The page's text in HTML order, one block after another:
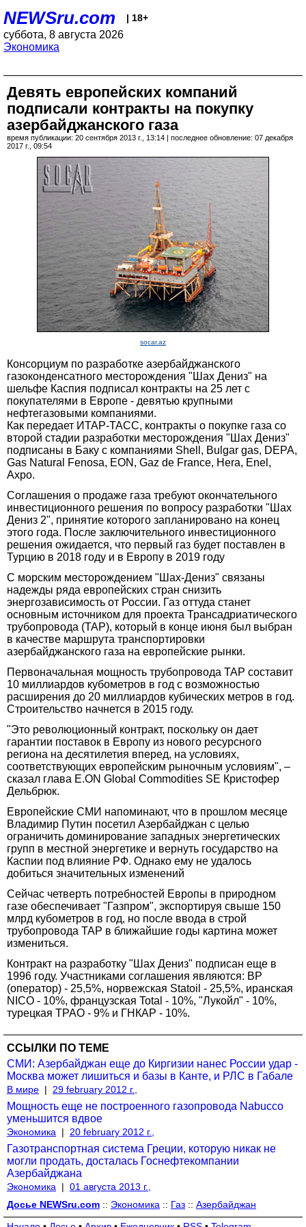
NEWSru.com | 18+
суббота, 8 августа 2026
Экономика
Девять европейских компаний
подписали контракты на покупку
азербайджанского газа
время публикации: 20 сентября 2013 г., 13:14 | последнее обновление: 07 декабря
2017 г., 09:54
socar.az
Консорциум по разработке азербайджанского
газоконденсатного месторождения "Шах Дениз" на
шельфе Каспия подписал контракты на 25 лет с
покупателями в Европе - девятью крупными
нефтегазовыми компаниями.
Как передает ИТАР-ТАСС, контракты о покупке газа со
второй стадии разработки месторождения "Шах Дениз"
подписаны в Баку с компаниями Shell, Bulgar gas, DEPA,
Gas Natural Fenosa, EON, Gaz de France, Hera, Enel,
Axpo.
Соглашения о продаже газа требуют окончательного
инвестиционного решения по вопросу разработки "Шах
Дениз 2", принятие которого запланировано на конец
этого года. После заключительного инвестиционного
решения ожидается, что первый газ будет поставлен в
Турцию в 2018 году и в Европу в 2019 году
С морским месторождением "Шах-Дениз" связаны
надежды ряда европейских стран снизить
энергозависимость от России. Газ оттуда станет
основным источником для проекта Трансадриатического
трубопровода (ТАР), который в конце июня был выбран
в качестве маршрута транспортировки
азербайджанского газа на европейские рынки.
Первоначальная мощность трубопровода TAP составит
10 миллиардов кубометров в год с возможностью
расширения до 20 миллиардов кубических метров в год.
Строительство начнется в 2015 году.
"Это революционный контракт, поскольку он дает
гарантии поставок в Европу из нового ресурсного
региона на десятилетия вперед, на условиях,
соответствующих европейским рыночным условиям", –
сказал глава E.ON Global Commodities SE Кристофер
Дельбрюк.
Европейские СМИ напоминают, что в прошлом месяце
Владимир Путин посетил Азербайджан с целью
ограничить доминирование западных энергетических
групп в местной энергетике и вернуть государство на
Каспии под влияние РФ. Однако ему не удалось
добиться значительных изменений
Сейчас четверть потребностей Европы в природном
газе обеспечивает "Газпром", экспортируя свыше 150
млрд кубометров в год, но после ввода в строй
трубопровода ТАР в ближайшие годы картина может
измениться.
Контракт на разработку "Шах Дениз" подписан еще в
1996 году. Участниками соглашения являются: BP
(оператор) - 25,5%, норвежская Statoil - 25,5%, иранская
NICO - 10%, французская Total - 10%, "Лукойл" - 10%,
турецкая TPAO - 9% и ГНКАР - 10%.
ССЫЛКИ ПО ТЕМЕ
СМИ: Азербайджан еще до Киргизии нанес России удар -
Москва может лишиться и базы в Канте, и РЛС в Габале
В мире | 29 february 2012 г.,
Мощность еще не построенного газопровода Nabucco
уменьшится вдвое
Экономика | 20 february 2012 г.,
Газотранспортная система Греции, которую никак не
могли продать, досталась Госнефтекомпании
Азербайджана
Экономика | 01 августа 2013 г.,
Досье NEWSru.com :: Экономика :: Газ :: Азербайджан